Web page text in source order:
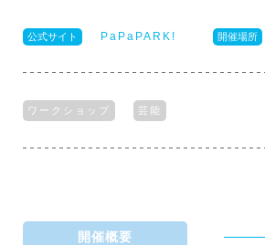
公式サイト PaPaPARK! 開催場所
ワークショップ 芸能
開催概要